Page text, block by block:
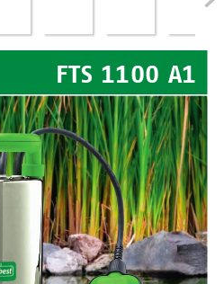
FTS 1100 A1